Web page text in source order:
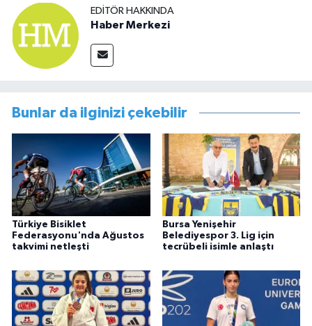
EDITÖR HAKKINDA
Haber Merkezi
Bunlar da ilginizi çekebilir
Türkiye Bisiklet
Federasyonu'nda Ağustos
takvimi netleşti
Bursa Yenişehir
Belediyespor 3. Lig için
tecrübeli isimle anlaştı